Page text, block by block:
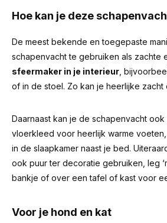
Hoe kan je deze
De meest bekende en toegepaste
schapenvacht te gebruiken als zachte
sfeermaker in je interieur ,
of in de stoel. Zo kan je heerlijke zacht
Daarnaast kan je de schapenvacht
vloerkleed voor heerlijk warme
in de slaapkamer naast je bed.
ook puur ter decoratie gebruiken, leg
bankje of over een tafel of kast voor
Voor je hond en kat